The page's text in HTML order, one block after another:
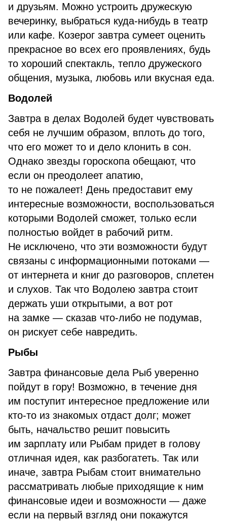
и друзьям. Можно устроить дружескую
вечеринку, выбраться куда-нибудь в театр
или кафе. Козерог завтра сумеет оценить
прекрасное во всех его проявлениях, будь
то хороший спектакль, тепло дружеского
общения, музыка, любовь или вкусная еда.
Водолей
Завтра в делах Водолей будет чувствовать
себя не лучшим образом, вплоть до того,
что его может то и дело клонить в сон.
Однако звезды гороскопа обещают, что
если он преодолеет апатию,
то не пожалеет! День предоставит ему
интересные возможности, воспользоваться
которыми Водолей сможет, только если
полностью войдет в рабочий ритм.
Не исключено, что эти возможности будут
связаны с информационными потоками —
от интернета и книг до разговоров, сплетен
и слухов. Так что Водолею завтра стоит
держать уши открытыми, а вот рот
на замке — сказав что-либо не подумав,
он рискует себе навредить.
Рыбы
Завтра финансовые дела Рыб уверенно
пойдут в гору! Возможно, в течение дня
им поступит интересное предложение или
кто-то из знакомых отдаст долг; может
быть, начальство решит повысить
им зарплату или Рыбам придет в голову
отличная идея, как разбогатеть. Так или
иначе, завтра Рыбам стоит внимательно
рассматривать любые приходящие к ним
финансовые идеи и возможности — даже
если на первый взгляд они покажутся